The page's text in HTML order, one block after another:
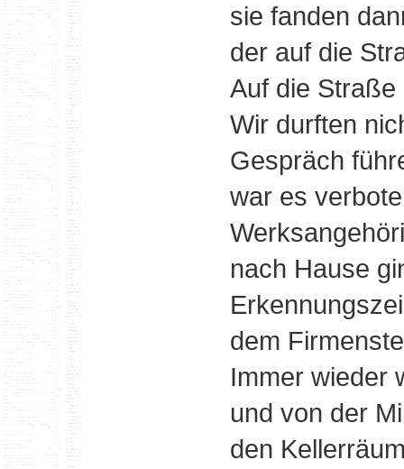
sie fanden
der auf die
Auf die
Wir durften
Gespräch
war es
nach Hause
dem
Immer wieder
und von der
den